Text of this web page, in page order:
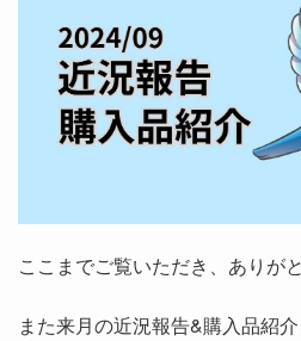
ここまでご覧いただき、ありが
また来月の近況報告&購入品紹